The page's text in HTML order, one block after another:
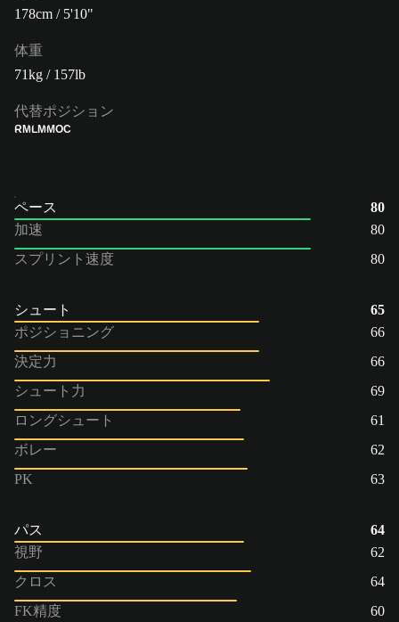
178cm / 5'10"
体重
71kg / 157lb
代替ポジション
RMLMMOC
ペース
80
加速
80
スプリント速度
80
シュート
65
ポジショニング
66
決定力
66
シュート力
69
ロングシュート
61
ボレー
62
PK
63
パス
64
視野
62
クロス
64
FK精度
60